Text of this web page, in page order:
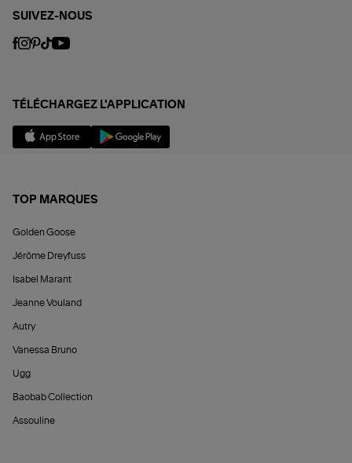
SUIVEZ-NOUS
TÉLÉCHARGEZ L'APPLICATION
TOP MARQUES
Golden Goose
Jérôme Dreyfuss
Isabel Marant
Jeanne Vouland
Autry
Vanessa Bruno
Ugg
Baobab Collection
Assouline